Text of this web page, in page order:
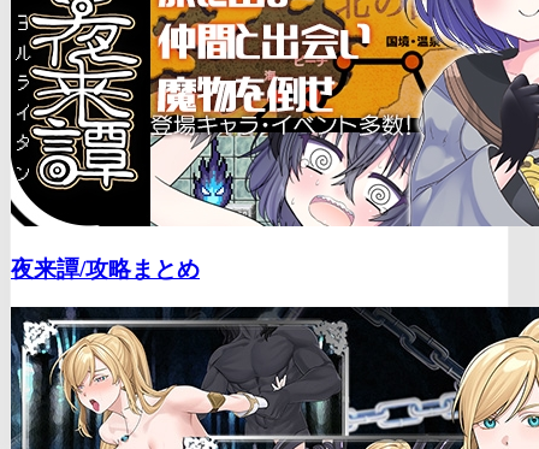
夜来譚/攻略まとめ